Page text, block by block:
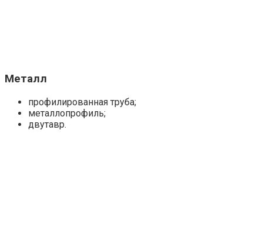
Металл
профилированная труба;
металлопрофиль;
двутавр.